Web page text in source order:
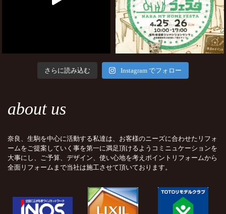
さらに読み込む Instagram でフォロー
about us
奈良、生駒を中心に活動する私達は、お客様のニーズに合わせたリフォ
ームをご提案していく事を第一に満足頂けるようコミニュケーションを
大事にし、ご予算、デザイン、使い心地を考えポイントリフォームから
全面リフォームまで当社は施工させて頂いております。